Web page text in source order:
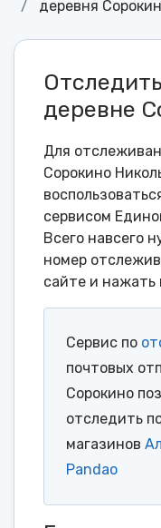
деревня
деревне
Для
Сорокино
сервисом
Всего навсего
номер
сайте и нажать
Сервис по
почтовых
Сорокино
отследить
магазинов
Pandao